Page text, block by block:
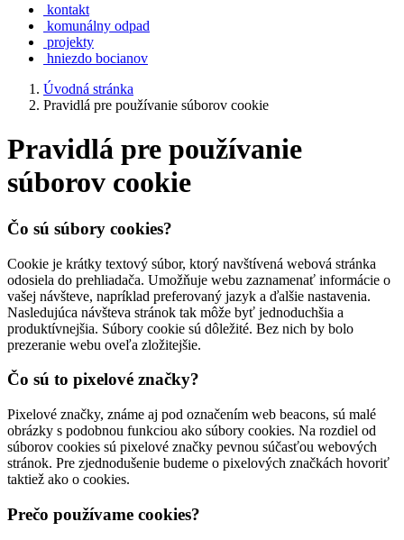
kontakt
komunálny odpad
projekty
hniezdo bocianov
Úvodná stránka
Pravidlá pre používanie súborov cookie
Pravidlá pre používanie
súborov cookie
Čo sú súbory cookies?
Cookie je krátky textový súbor, ktorý navštívená webová stránka
odosiela do prehliadača. Umožňuje webu zaznamenať informácie o
vašej návšteve, napríklad preferovaný jazyk a ďalšie nastavenia.
Nasledujúca návšteva stránok tak môže byť jednoduchšia a
produktívnejšia. Súbory cookie sú dôležité. Bez nich by bolo
prezeranie webu oveľa zložitejšie.
Čo sú to pixelové značky?
Pixelové značky, známe aj pod označením web beacons, sú malé
obrázky s podobnou funkciou ako súbory cookies. Na rozdiel od
súborov cookies sú pixelové značky pevnou súčasťou webových
stránok. Pre zjednodušenie budeme o pixelových značkách hovoriť
taktiež ako o cookies.
Prečo používame cookies?